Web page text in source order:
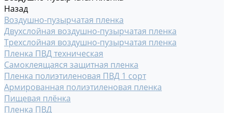
Назад
Воздушно-пузырчатая пленка
Двухслойная воздушно-пузырчатая пленка
Трехслойная воздушно-пузырчатая пленка
Пленка ПВД техническая
Самоклеящаяся защитная пленка
Пленка полиэтиленовая ПВД 1 сорт
Армированная полиэтиленовая пленка
Пищевая плёнка
Пленка ПВД